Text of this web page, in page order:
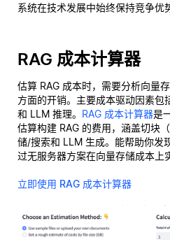
系统在技术发展中始终保持竞争优
RAG 成本计算器
估算 RAG 成本时，需要分析向量
方面的开销。主要成本驱动因素包
和 LLM 推理。 RAG 成本计算器是
估算构建 RAG 的费用，涵盖切块
储/搜索和 LLM 生成。能帮助你发
过无服务器方案在向量存储成本上
立即使用 RAG 成本计算器